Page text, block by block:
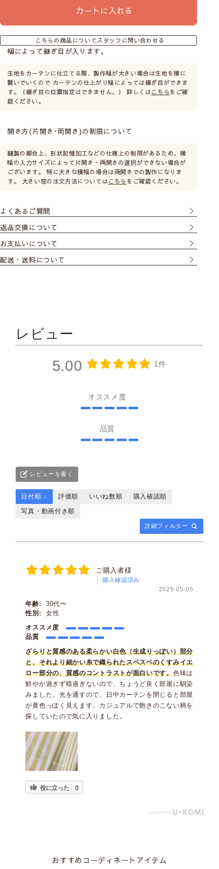
カートに入れる
こちらの商品についてスタッフに問い合わせる
幅によって継ぎ目が入ります。
生地をカーテンに仕立てる際、製作幅が大きい場合は生地を横に
繋いでいくので カーテンの仕上がり幅によっては継ぎ目ができま
す。（継ぎ目の位置指定はできません。） 詳しくはこちら をご確
認ください。
開き方(片開き･両開き)の制限について
縫製の都合上、形状記憶加工などの仕様上の制限があるため、横
幅の入力サイズによって片開き・両開きの選択ができない場合が
ございます。 特に大きな横幅の場合は両開きでの製作になりま
す。 大きい窓の注文方法についてはこちら をご確認ください。
よくあるご質問
返品交換について
お支払いについて
配送・送料について
レビュー
5.00 1件
オススメ度
品質
レビューを書く
詳細フィルター
日付順 ↓ 評価順 いいね数順
購入確認順
写真・動画付き順
ご購入者様
購入確認済み
2025-05-05
年齢:
30代〜
性別:
女性
オススメ度
品質
ざらりと質感のある柔らかい白色（生成りっぽい）部分
と、それより細かい糸で織られたスベスベのくすみイエ
ロー部分の、質感のコントラストが面白いです。色味は
鮮やか過ぎず暗過ぎないので、ちょうど良く部屋に馴染
みました。光を通すので、日中カーテンを閉じると部屋
が黄色っぽく見えます。カジュアルで飽きのこない柄を
探していたので気に入りました。
役に立った 0
おすすめコーディネートアイテム